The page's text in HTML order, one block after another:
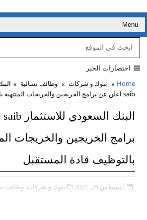
اختصارات الخبر
Home بنوك و شركات وظائف نسائية
saib اعلن عن برامج الخريجين والخريجات المنتهية بالتوظيف قادة المستقبل
برامج الخريجين والخريجات
بالتوظيف قادة المستقبل
أغسطس 25, 2021 بنوك و شركات, وظائف